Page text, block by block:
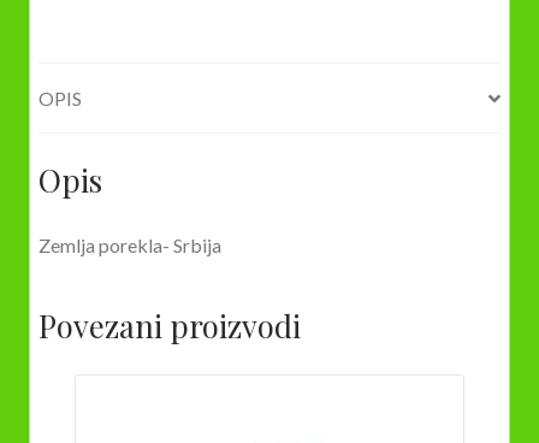
OPIS
Opis
Zemlja porekla- Srbija
Povezani proizvodi